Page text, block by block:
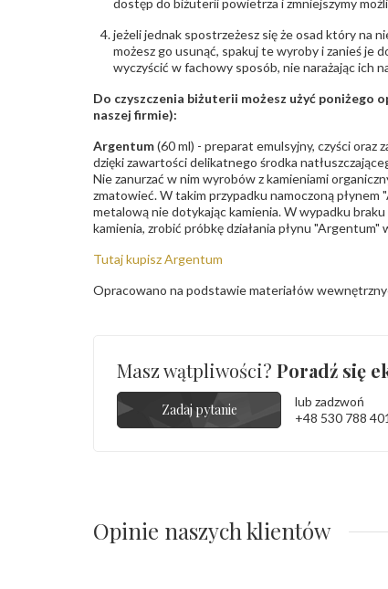
dostęp do biżuterii powietrza i zmniejszymy
jeżeli jednak spostrzeżesz się że osad który na
możesz go usunąć, spakuj te wyroby i zanieś je
wyczyścić w fachowy sposób, nie narażając ich
Do czyszczenia biżuterii możesz użyć poniżego
naszej firmie):
Argentum(60 ml) - preparat emulsyjny, czyści oraz
dzięki zawartości delikatnego środka
Nie zanurzać w nim wyrobów z kamieniami
zmatowieć. W takim przypadku namoczoną płynem
metalową nie dotykając kamienia. W wypadku
kamienia, zrobić próbkę działania płynu "Argentum"
Tutaj kupisz Argentum
Opracowano na podstawie materiałów
Masz wątpliwości? Poradź się
Zadaj pytanie
lub zadzwoń
+48 530 788 401
Opinie naszych klientów